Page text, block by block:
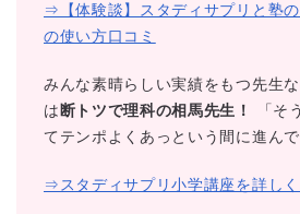
⇒【体験談】スタディサプリと塾
の使い方口コミ
みんな素晴らしい実績をもつ先生
は 断トツで理科の相馬先生！
「そ
てテンポよくあっという間に進んで
⇒スタディサプリ小学講座を詳し